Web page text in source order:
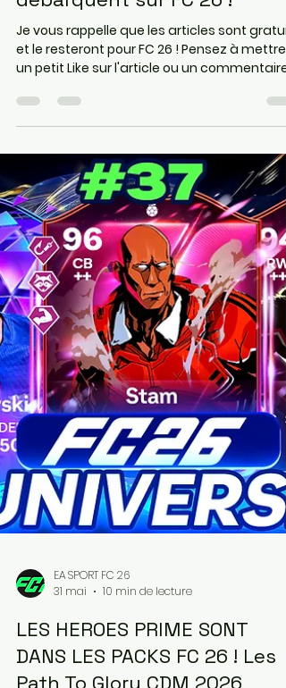
7 juin
12 min de lecture
Pelé 96 Gratuit ! les Path to
Glory Festival Of Football
débarquent sur FC 26 !
Je vous rappelle que les articles sont
et le resteront pour FC 26 ! Pensez à mettre
un petit Like sur l'article ou un commentaire,
on prend souvent le temps sur Internet de
râler mais rarement de dire que c'est bien,
donc n'hésitez pas ❤️❤️ Les 2 liens juste en
dessous vous permettront d'aider le site et
de vous rendre directement sur Instant
Gaming ( pour acheter vos jeux , cartes
PSN/Xbox moins cher) et Maxesport ( pour
acheter votre matériel informatique, code
Pro